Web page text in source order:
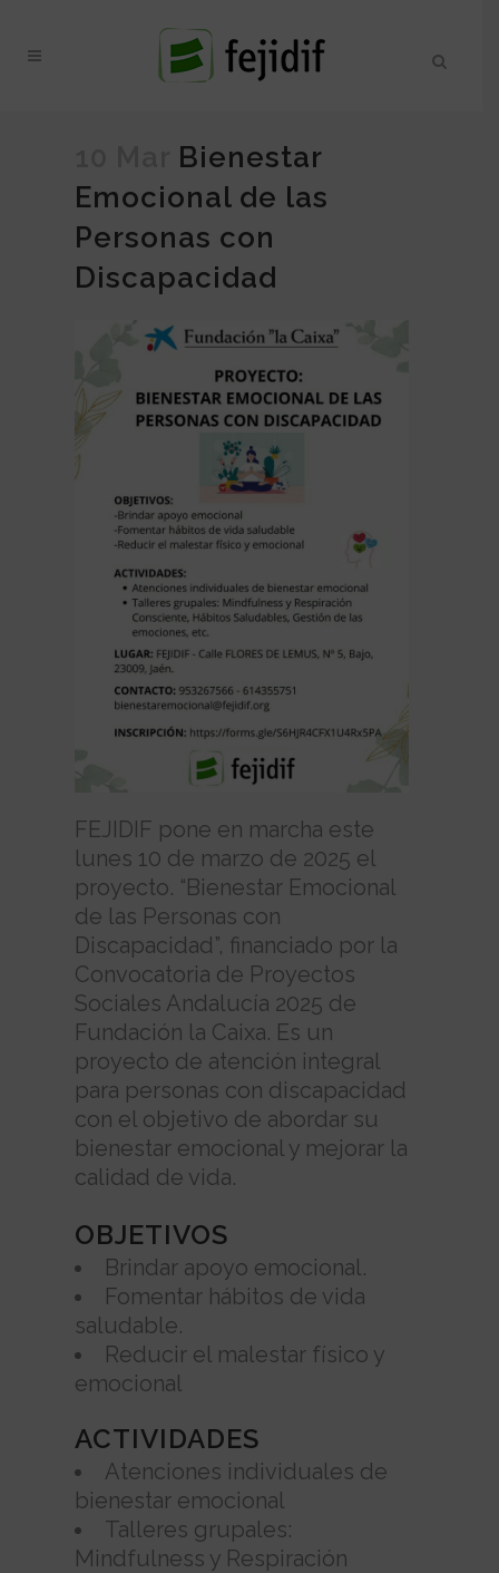
Bienestar
Emocional de las
Personas con
Discapacidad
FEJIDIF pone en marcha este
lunes 10 de marzo de 2025 el
proyecto. “Bienestar Emocional
de las Personas con
Discapacidad”, financiado por la
Convocatoria de Proyectos
Sociales Andalucía 2025 de
Fundación la Caixa. Es un
proyecto de atención integral
para personas con discapacidad
con el objetivo de abordar su
bienestar emocional y mejorar la
calidad de vida.
OBJETIVOS
Brindar apoyo emocional.
Fomentar hábitos de vida
saludable.
Reducir el malestar físico y
emocional
ACTIVIDADES
Atenciones individuales de
bienestar emocional
Talleres grupales:
Mindfulness y Respiración